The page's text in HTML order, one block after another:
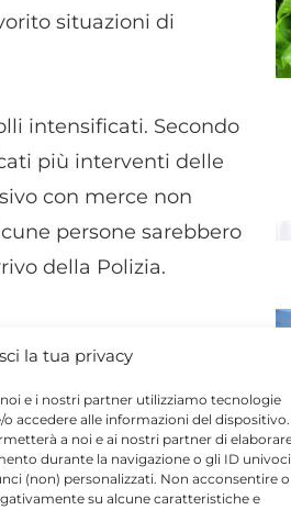
la tua privacy
e i nostri partner utilizziamo tecnologie
accedere alle informazioni del
a noi e ai nostri partner di
durante la navigazione o gli ID univoci
(non) personalizzati. Non acconsentire o
su alcune caratteristiche e
situazioni di
intensificati. Secondo
più interventi delle
con merce non
persone sarebbero
della Polizia.
pubblica
strada. L’obiettivo è
possono favorire